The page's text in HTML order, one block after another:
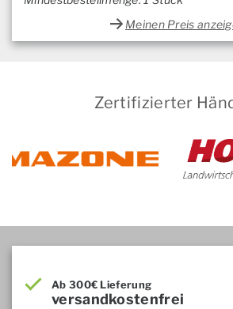
Meinen Preis
Zertifizierter
Ab 300€ Lieferung
versandkostenfrei